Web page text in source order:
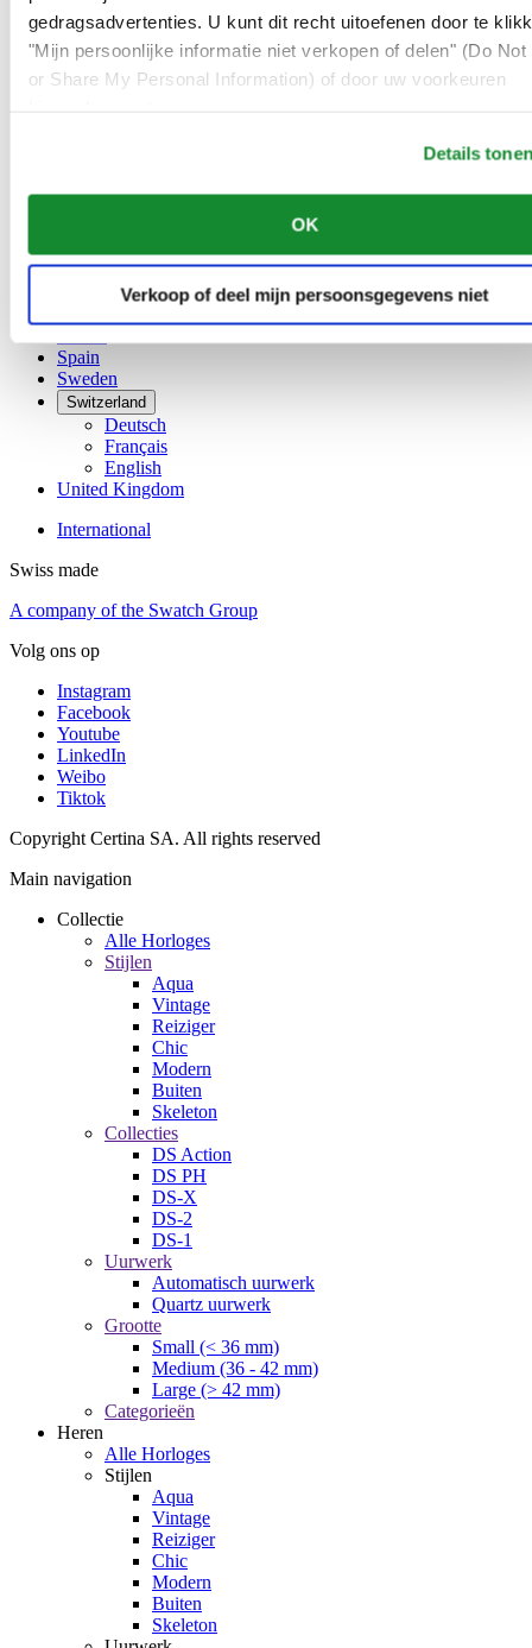
gedragsadvertenties. U kunt dit recht uitoefenen door te
"Mijn persoonlijke informatie niet verkopen of delen" (Do Not
or Share My Personal Information) of door uw voorkeuren
Details
OK
Verkoop of deel mijn persoonsgegevens niet
English
简体中文
Denmark
Finland
Netherlands
Norway
Spain
Sweden
Switzerland
Deutsch
Français
English
United Kingdom
International
Swiss made
A company of the Swatch Group
Volg ons op
Instagram
Facebook
Youtube
LinkedIn
Weibo
Tiktok
Copyright Certina SA. All rights reserved
Main navigation
Collectie
Alle Horloges
Stijlen
Aqua
Vintage
Reiziger
Chic
Modern
Buiten
Skeleton
Collecties
DS Action
DS PH
DS-X
DS-2
DS-1
Uurwerk
Automatisch uurwerk
Quartz uurwerk
Grootte
Small (< 36 mm)
Medium (36 - 42 mm)
Large (> 42 mm)
Categorieën
Heren
Alle Horloges
Stijlen
Aqua
Vintage
Reiziger
Chic
Modern
Buiten
Skeleton